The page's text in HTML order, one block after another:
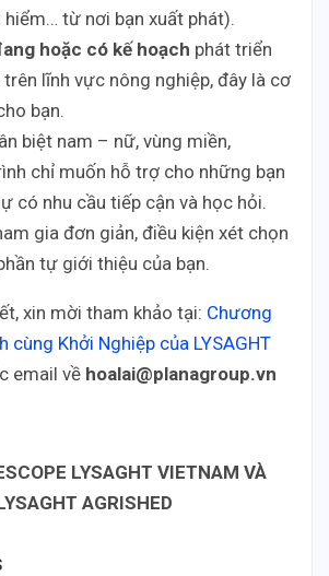
hiểm… từ nơi bạn xuất phát).
hoặc có kế hoạch phát triển
lĩnh vực nông nghiệp, đây là cơ
bạn.
biệt nam – nữ, vùng miền,
chỉ muốn hỗ trợ cho những bạn
có nhu cầu tiếp cận và học hỏi.
gia đơn giản, điều kiện xét chọn
tự giới thiệu của bạn.
xin mời tham khảo tại: Chương
cùng Khởi Nghiệp của LYSAGHT
email về hoalai@planagroup.vn
LYSAGHT VIETNAM VÀ
AGRISHED